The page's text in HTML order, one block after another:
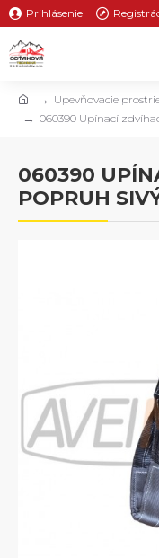
Prihlásenie
Upevňovacie
060390 Upínací
060390
POPRUH